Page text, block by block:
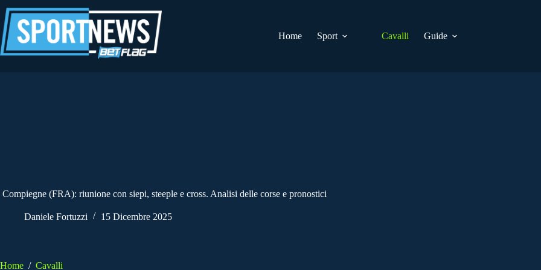
al
contenuto
Home
Sport Cavalli Guide
Compiegne (FRA): riunione con siepi, steeple e cross. Analisi delle corse e pronostici
Daniele Fortuzzi 15 Dicembre 2025
Home / Cavalli